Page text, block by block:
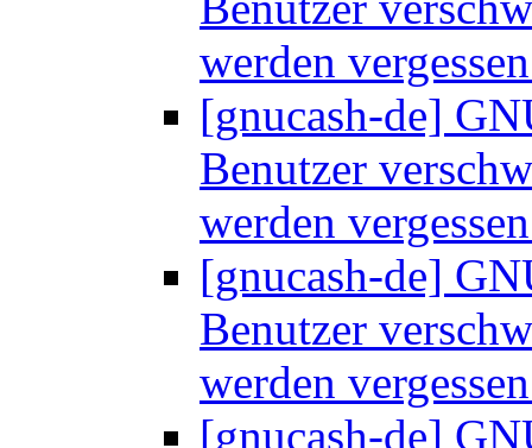
werden
[gnucash-de]
Benutzer
werden
[gnucash-de]
Benutzer
werden
[gnucash-de]